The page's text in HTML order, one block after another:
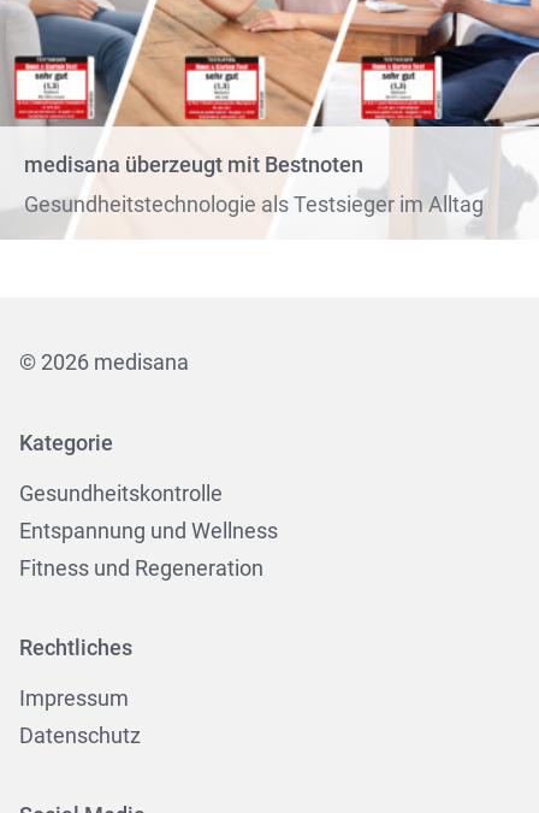
medisana überzeugt mit Bestnoten
Gesundheitstechnologie als Testsieger im Alltag
© 2026 medisana
Kategorie
Gesundheitskontrolle
Entspannung und Wellness
Fitness und Regeneration
Rechtliches
Impressum
Datenschutz